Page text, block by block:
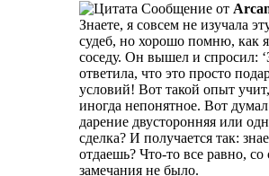
Сообщение от
Знаете, я совсем не изучала
судеб, но хорошо помню, как
соседу. Он вышел и спросил:
ответила, что это просто
условий! Вот такой опыт
иногда непонятное. Вот
дарение двусторонняя или
сделка? И получается так:
отдаешь? Что-то все равно,
замечания не было.